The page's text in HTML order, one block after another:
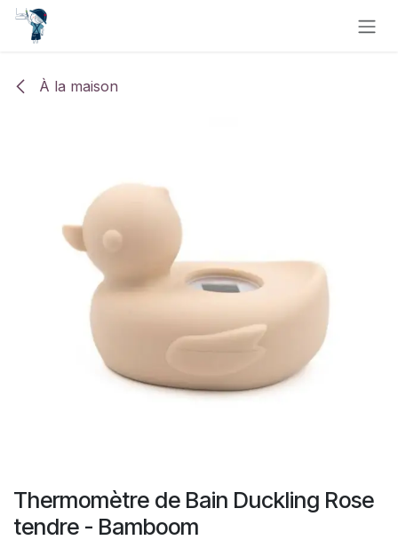
Se rendre au contenu
À la maison
Thermomètre de Bain Duckling Rose
tendre - Bamboom